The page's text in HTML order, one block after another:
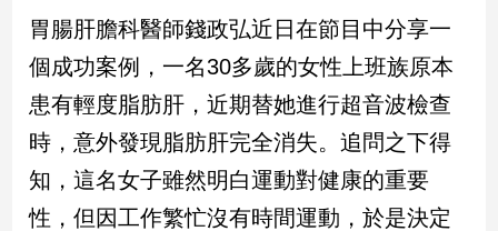
政
治
政
治
焦
品
觀
胃腸肝膽科醫師錢政弘近日在節目中分享一
個成功案例，一名30多歲的女性上班族原本
患有輕度脂肪肝，近期替她進行超音波檢查
時，意外發現脂肪肝完全消失。追問之下得
知，這名女子雖然明白運動對健康的重要
性，但因工作繁忙沒有時間運動，於是決定